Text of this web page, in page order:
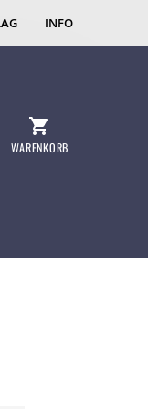
INFO
WARENKORB